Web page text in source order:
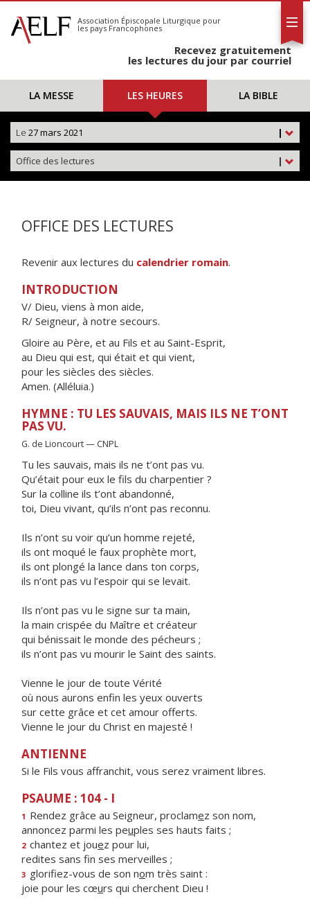
S'abonner
Calendrier
Association Épiscopale Liturgique pour
les pays Francophones
Recevez gratuitement
les lectures du jour par courriel
LA MESSE LES HEURES LA BIBLE
|
Le 27 mars 2021
|
Office des lectures
OFFICE DES LECTURES
Revenir aux lectures du calendrier romain.
INTRODUCTION
V/ Dieu, viens à mon aide,
R/ Seigneur, à notre secours.
Gloire au Père, et au Fils et au Saint-Esprit,
au Dieu qui est, qui était et qui vient,
pour les siècles des siècles.
Amen. (Alléluia.)
HYMNE : TU LES SAUVAIS, MAIS ILS NE T’ONT
PAS VU.
G. de Lioncourt — CNPL
Tu les sauvais, mais ils ne t’ont pas vu.
Qu’était pour eux le fils du charpentier ?
Sur la colline ils t’ont abandonné,
toi, Dieu vivant, qu’ils n’ont pas reconnu.
Ils n’ont su voir qu’un homme rejeté,
ils ont moqué le faux prophète mort,
ils ont plongé la lance dans ton corps,
ils n’ont pas vu l’espoir qui se levait.
Ils n’ont pas vu le signe sur ta main,
la main crispée du Maître et créateur
qui bénissait le monde des pécheurs ;
ils n’ont pas vu mourir le Saint des saints.
Vienne le jour de toute Vérité
où nous aurons enfin les yeux ouverts
sur cette grâce et cet amour offerts.
Vienne le jour du Christ en majesté !
ANTIENNE
Si le Fils vous affranchit, vous serez vraiment libres.
PSAUME : 104 - I
1 Rendez grâce au Seigneur, proclamez son nom,
annoncez parmi les peuples ses hauts faits ;
2 chantez et jouez pour lui,
redites sans fn ses merveilles ;
3 glorifiez-vous de son nom très saint :
joie pour les cœurs qui cherchent Dieu !